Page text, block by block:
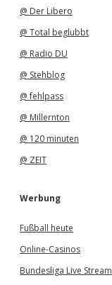
@ Der Libero
@ Total beglubbt
@ Radio DU
@ Stehblog
@ fehlpass
@ Millernton
@ 120 minuten
@ ZEIT
Werbung
Fußball heute
Online-Casinos
Bundesliga Live Stream